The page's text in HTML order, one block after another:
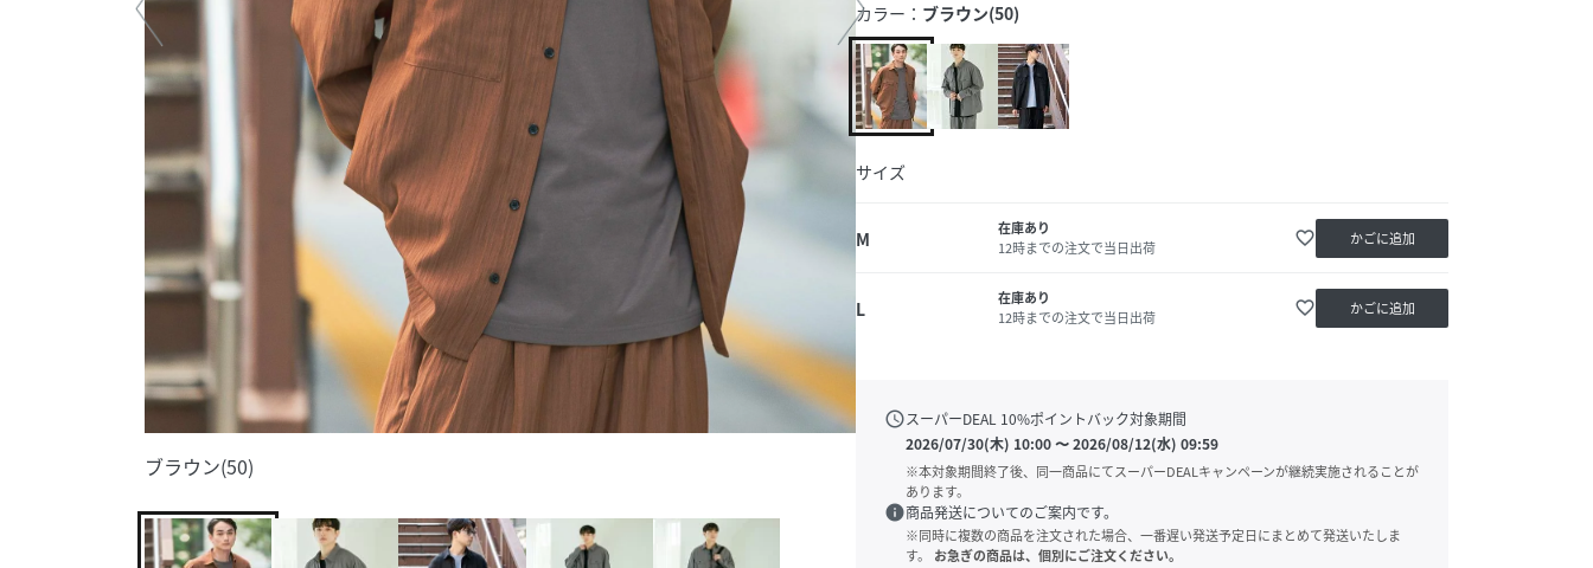
ブラウン(50)
カラー： ブラウン(50)
サイズ
M
在庫あり
12時までの注文で当日出荷
favorite_border かごに追加
L
在庫あり
12時までの注文で当日出荷
favorite_border かごに追加
scheduleスーパーDEAL 10%ポイントバック対象期間
2026/07/30(木) 10:00〜2026/08/12(水) 09:59
※本対象期間終了後、同一商品にてスーパーDEALキャンペーンが継続実施されることが
あります。
info商品発送についてのご案内です。
※同時に複数の商品を注文された場合、一番遅い発送予定日にまとめて発送いたしま
す。
お急ぎの商品は、個別にご注文ください。